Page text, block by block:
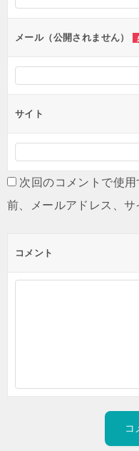
ンメール（公開されません）
サイト
次回のコメントで使
前、メールアドレス、サ
コメント